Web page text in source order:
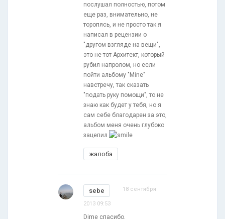
послушал полностью, потом
еще раз, внимательно, не
торопясь, и не просто так я
написал в рецензии о
"другом взгляде на вещи",
это не тот Архитект, который
рубил напролом, но если
пойти альбому "Mine"
навстречу, так сказать
"подать руку помощи", то не
знаю как будет у тебя, но я
сам себе благодарен за это,
альбом меня очень глубоко
зацепил
жалоба
sebe 18 сентября
2013 09:53
Dime спасибо.